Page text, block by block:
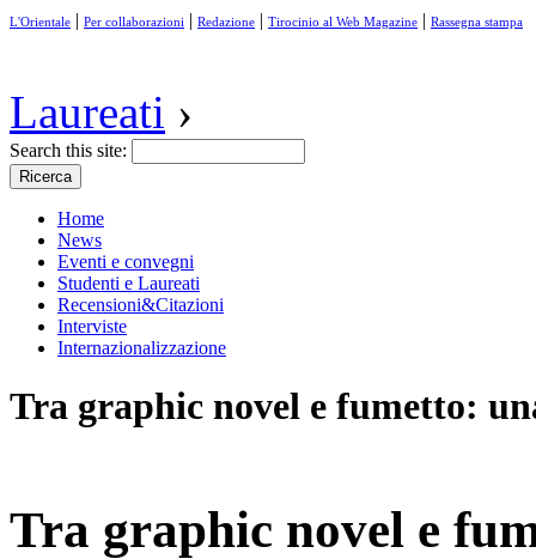
L'Orientale | Per collaborazioni | Redazione | Tirocinio al Web Magazine | Rassegna stampa
Laureati ›
Search this site:
Home
News
Eventi e convegni
Studenti e Laureati
Recensioni&Citazioni
Interviste
Internazionalizzazione
Tra graphic novel e fumetto:
Tra graphic novel e